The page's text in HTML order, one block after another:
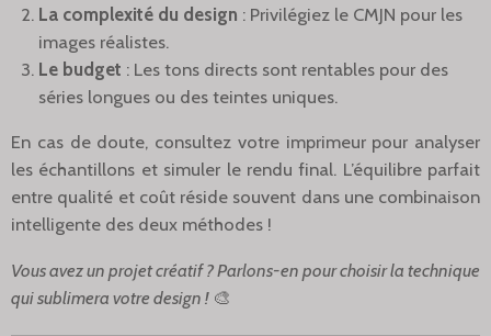
La complexité du design : Privilégiez le CMJN pour les
images réalistes.
Le budget : Les tons directs sont rentables pour des
séries longues ou des teintes uniques.
En cas de doute, consultez votre imprimeur pour analyser
les échantillons et simuler le rendu final. L’équilibre parfait
entre qualité et coût réside souvent dans une combinaison
intelligente des deux méthodes !
Vous avez un projet créatif ? Parlons-en pour choisir la technique
qui sublimera votre design ! 🎨